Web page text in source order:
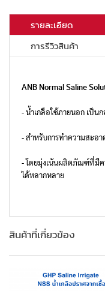
รายละเอียด
การรีวิวสินค้า
ANB Normal Saline
- น้ำเกลือใช้ภายนอก เป็
- สำหรับการทำความสะอ
- โดยมุ่งเน้นผลิตภัณฑ์ที่มีค
ได้หลากหลาย
สินค้าที่เกี่ยวข้อง